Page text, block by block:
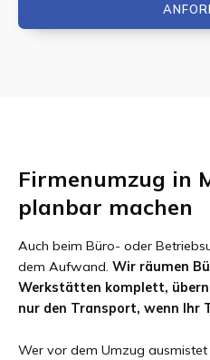
Firmenumzug in
planbar machen
Auch beim Büro- oder
dem Aufwand. Wir räumen
Werkstätten komplett,
nur den Transport, wenn Ihr
Wer vor dem Umzug